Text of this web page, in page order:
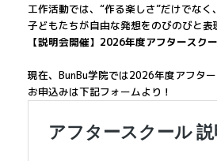
工作活動では、“作る楽しさ”だけでな
子どもたちが自由な発想をのびのびと表
【説明会開催】2026年度アフタースク
現在、BunBu学院では2026年度アフタ
お申込みは下記フォームより！